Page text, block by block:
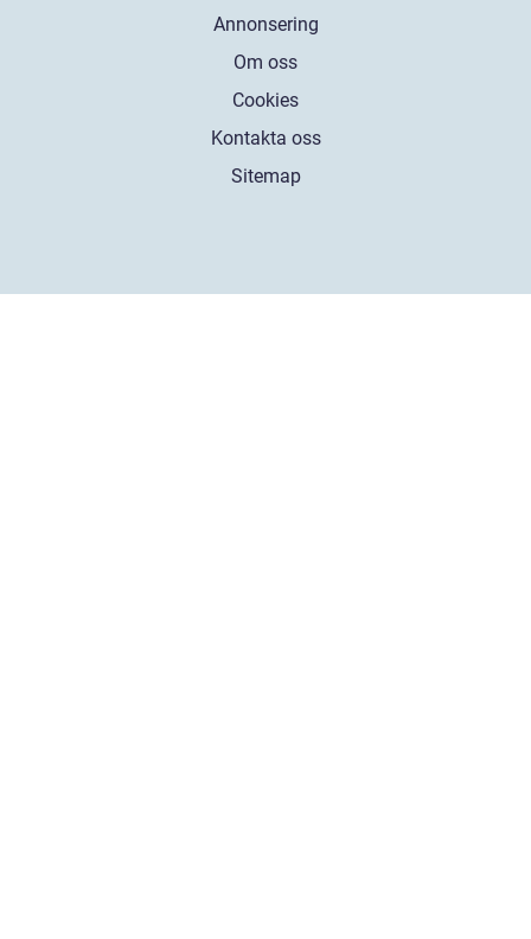
Annonsering
Om oss
Cookies
Kontakta oss
Sitemap